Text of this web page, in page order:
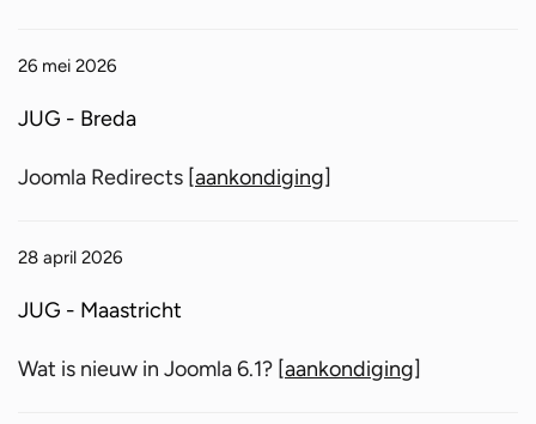
26 mei 2026
JUG - Breda
Joomla Redirects [aankondiging]
28 april 2026
JUG - Maastricht
Wat is nieuw in Joomla 6.1? [aankondiging]